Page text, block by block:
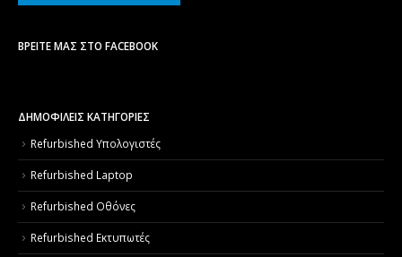
ΒΡΕΊΤΕ ΜΑΣ ΣΤΟ FACEBOOK
ΔΗΜΟΦΙΛΕΙΣ ΚΑΤΗΓΟΡΙΕΣ
Refurbished Υπολογιστές
Refurbished Laptop
Refurbished Οθόνες
Refurbished Εκτυπωτές